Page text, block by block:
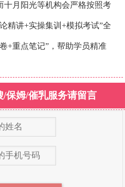
十月阳光等机构会严格按照考
精讲+实操集训+模拟考试”全
+重点笔记”，帮助学员精准
保姆/催乳服务请留言